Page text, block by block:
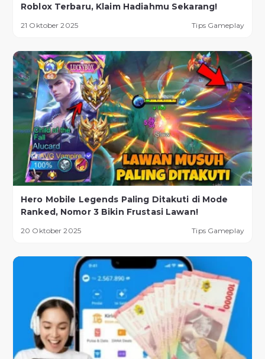
Roblox Terbaru, Klaim Hadiahmu Sekarang!
21 Oktober 2025 Tips Gameplay
Hero Mobile Legends Paling Ditakuti di Mode
Ranked, Nomor 3 Bikin Frustasi Lawan!
20 Oktober 2025 Tips Gameplay